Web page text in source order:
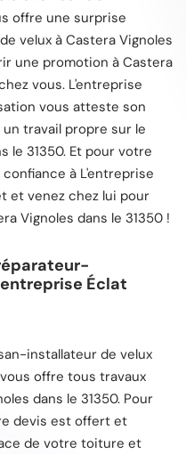
offre une surprise
velux à Castera Vignoles
une promotion à Castera
vous. L'entreprise
vous atteste son
travail propre sur le
le 31350. Et pour votre
à L'entreprise
et venez chez lui pour
Vignoles dans le 31350 !
Éclat
installateur de velux
offre tous travaux
dans le 31350. Pour
devis est offert et
de votre toiture et